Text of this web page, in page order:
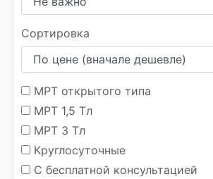
Сортировка
МРТ открытого типа
МРТ 1,5 Тл
МРТ 3 Тл
Круглосуточные
С бесплатной консультацией